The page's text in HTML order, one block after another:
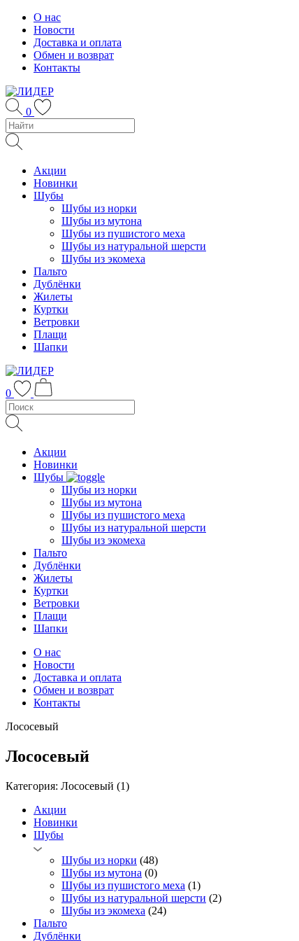
Skip
content
О нас
Новости
Доставка и оплата
Обмен и возврат
Контакты
0
Акции
Новинки
Шубы
Шубы из норки
Шубы из мутона
Шубы из пушистого меха
Шубы из натуральной шерсти
Шубы из экомеха
Пальто
Дублёнки
Жилеты
Куртки
Ветровки
Плащи
Шапки
0
Акции
Новинки
Шубы
Шубы из норки
Шубы из мутона
Шубы из пушистого меха
Шубы из натуральной шерсти
Шубы из экомеха
Пальто
Дублёнки
Жилеты
Куртки
Ветровки
Плащи
Шапки
О нас
Новости
Доставка и оплата
Обмен и возврат
Контакты
Лососевый
Лососевый
Категория: Лососевый (1)
Акции
Новинки
Шубы
Шубы из норки (48)
Шубы из мутона (0)
Шубы из пушистого меха (1)
Шубы из натуральной шерсти (2)
Шубы из экомеха (24)
Пальто
Дублёнки